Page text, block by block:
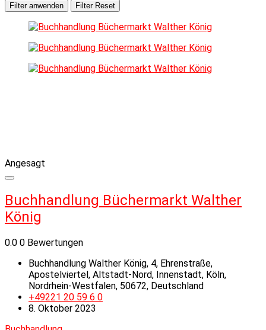
Filter anwenden Filter Reset
Angesagt
Buchhandlung Büchermarkt Walther
König
0.0 0 Bewertungen
Buchhandlung Walther König, 4, Ehrenstraße,
Apostelviertel, Altstadt-Nord, Innenstadt, Köln,
Nordrhein-Westfalen, 50672, Deutschland
+49221 20 59 6 0
8. Oktober 2023